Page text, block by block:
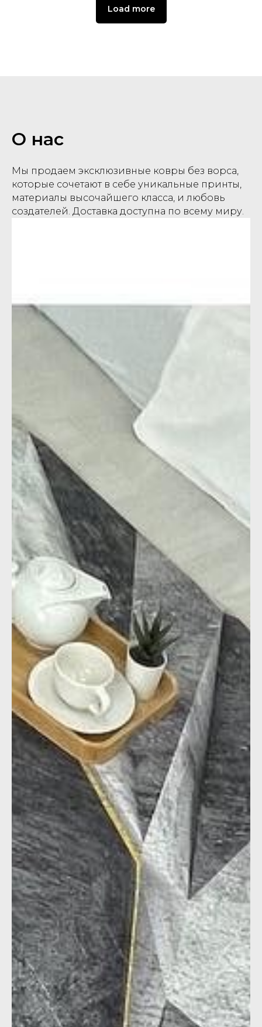
Load more
О нас
Мы продаем эксклюзивные ковры без ворса,
которые сочетают в себе уникальные принты,
материалы высочайшего класса, и любовь
создателей. Доставка доступна по всему миру.